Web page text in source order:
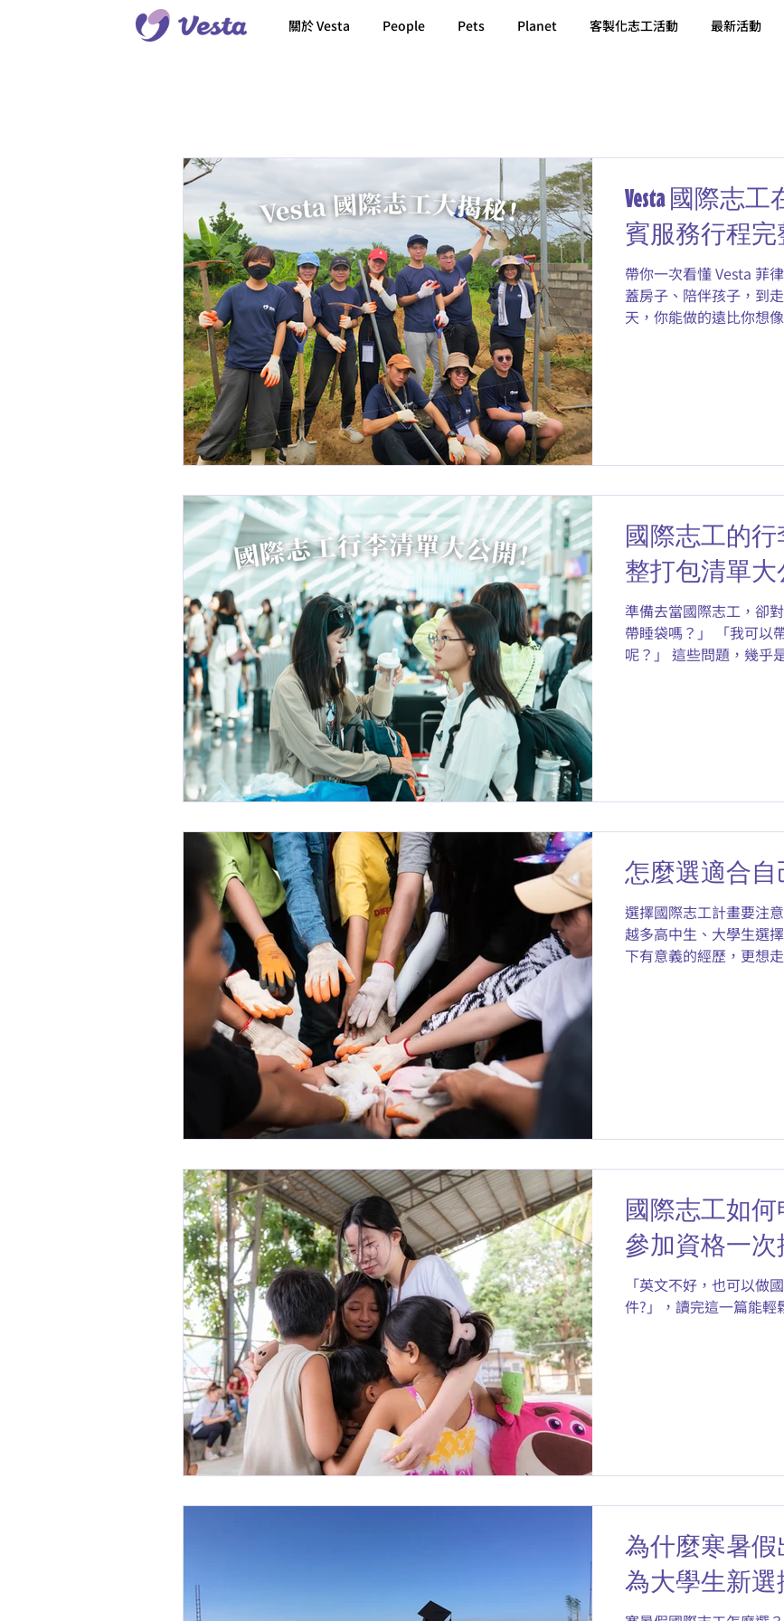
關於 Vesta People Pets Planet 客製化志工活動 最新活動
Vesta 國際志
賓服務行程完
帶你一次看懂 Vesta 菲
蓋房子、陪伴孩子，到
天，你能做的遠比你想
國際志工的
整打包清單大
準備去當國際志工，卻
帶睡袋嗎？」 「我可以
呢？」 這些問題，幾乎
要知道的｜注意事項 四、
道哪裡可以體驗一趟收
為： 隨身行李：7 公斤
套，加上藥品和個人用
大家可以提前整理，把
行李在出發時就超重啦
怎麼選適合自
選擇國際志工計畫要注
越多高中生、大學生選
下有意義的經歷，更想
國際志工如何
參加資格一次
「英文不好，也可以做
件?」，讀完這一篇能輕
為什麼寒暑
為大學生新選